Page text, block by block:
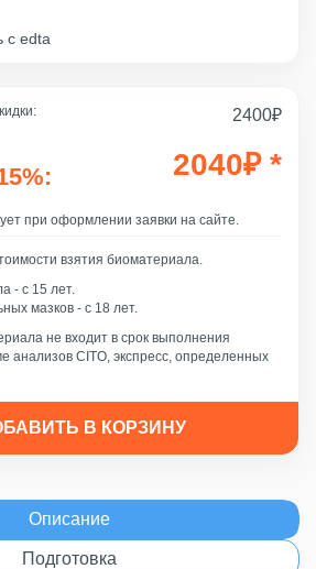
2400₽
2040₽ *
при оформлении заявки на сайте.
взятия биоматериала.
- c 15 лет.
мазков - с 18 лет.
не входит в срок выполнения
анализов CITO, экспресс, определенных
В КОРЗИНУ
с edta
Описание
Подготовка